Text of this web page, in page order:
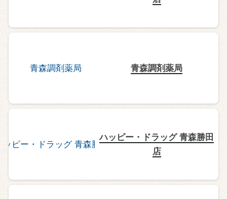
青森調剤薬局
ハッピー・ドラッグ 青森勝田
店